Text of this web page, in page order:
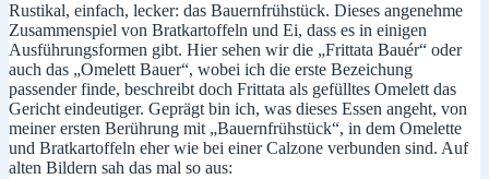
Rustikal, einfach, lecker: das Bauernfrühstück. Dieses angenehme
Zusammenspiel von Bratkartoffeln und Ei, dass es in einigen
Ausführungsformen gibt. Hier sehen wir die „Frittata Bauér“ oder
auch das „Omelett Bauer“, wobei ich die erste Bezeichung
passender finde, beschreibt doch Frittata als gefülltes Omelett das
Gericht eindeutiger. Geprägt bin ich, was dieses Essen angeht, von
meiner ersten Berührung mit „Bauernfrühstück“, in dem Omelette
und Bratkartoffeln eher wie bei einer Calzone verbunden sind. Auf
alten Bildern sah das mal so aus: